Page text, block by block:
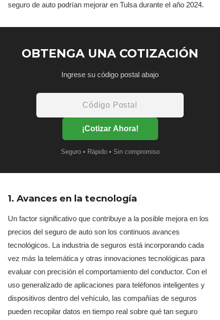
seguro de auto podrían mejorar en Tulsa durante el año 2024.
OBTENGA UNA COTIZACIÓN
Ingrese su código postal abajo
¡Cotizar Ahora!
Seguro • Rápido • Sin compromiso
1. Avances en la tecnología
Un factor significativo que contribuye a la posible mejora en los
precios del seguro de auto son los continuos avances
tecnológicos. La industria de seguros está incorporando cada
vez más la telemática y otras innovaciones tecnológicas para
evaluar con precisión el comportamiento del conductor. Con el
uso generalizado de aplicaciones para teléfonos inteligentes y
dispositivos dentro del vehículo, las compañías de seguros
pueden recopilar datos en tiempo real sobre qué tan seguro